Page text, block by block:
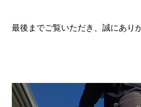
最後までご覧いただき、誠にあり